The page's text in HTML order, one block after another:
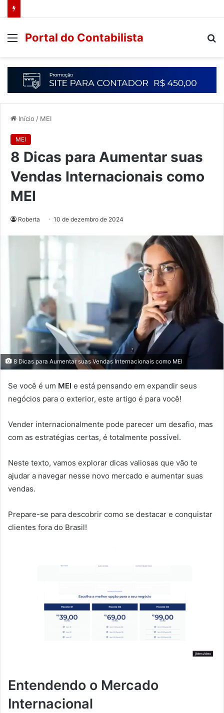
Portal do Contabilista
Início / MEI
MEI
8 Dicas para Aumentar suas
Vendas Internacionais como
MEI
Roberta 10 de dezembro de 2024
8 Dicas para Aumentar suas Vendas Internacionais como MEI
Se você é um MEI e está pensando em expandir seus
negócios para o exterior, este artigo é para você!
Vender internacionalmente pode parecer um desafio, mas
com as estratégias certas, é totalmente possível.
Neste texto, vamos explorar dicas valiosas que vão te
ajudar a navegar nesse novo mercado e aumentar suas
vendas.
Prepare-se para descobrir como se destacar e conquistar
clientes fora do Brasil!
Entendendo o Mercado
Internacional